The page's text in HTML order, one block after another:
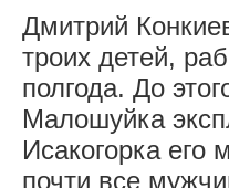
Дмитрий
троих детей,
полгода. До
Малошуйка
Исакогорка его
почти все